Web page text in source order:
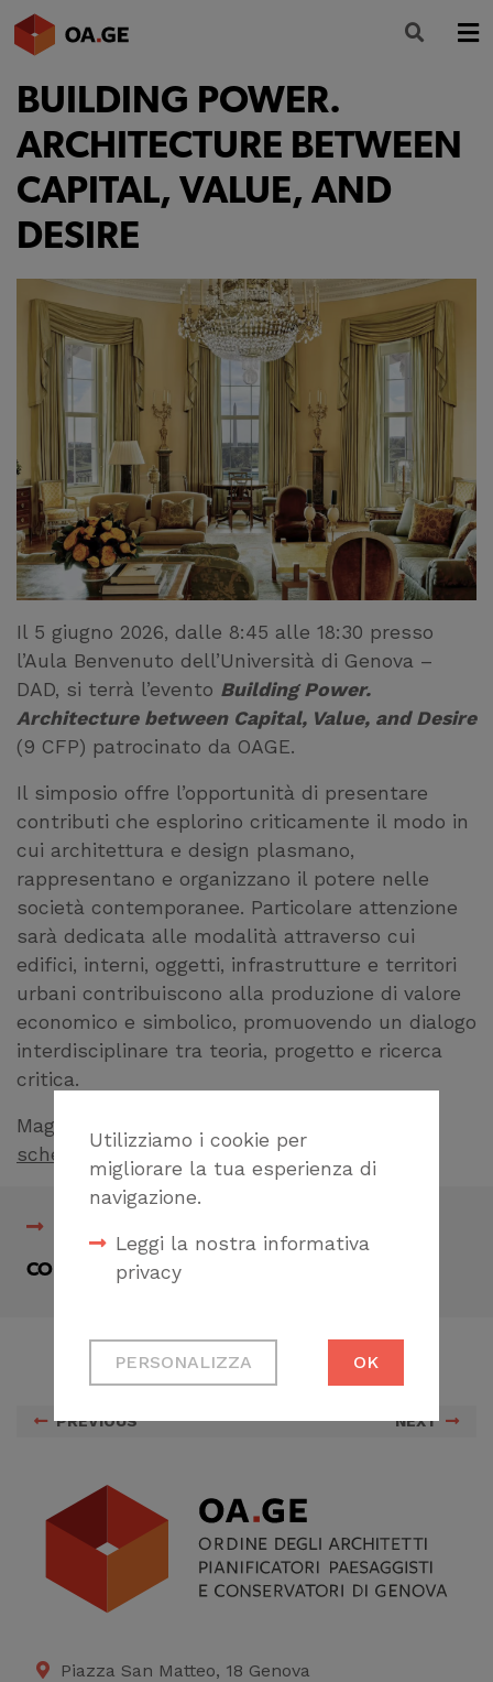
Utilizziamo i cookie per
migliorare la tua esperienza di
navigazione.
Leggi la nostra informativa
privacy
Cookie tecnici
Necessari per
Cookie di profilazione
Ci permettono di
raccogliere dati
statistici su di te per
PERSONALIZZA OK
L’ORDINE
AMMINISTRAZIONE TRASPARENTE
ALBO
SEGRETERIA
SERVIZI
FORMAZIONE
NEWS
BUILDING POWER.
ARCHITECTURE BETWEEN
CAPITAL, VALUE, AND
DESIRE
Il 5 giugno 2026, dalle 8:45 alle 18:30 presso
l’Aula Benvenuto dell’Università di Genova –
DAD, si terrà l’evento Building Power.
Architecture between Capital, Value, and Desire
(9 CFP) patrocinato da OAGE.
Il simposio offre l’opportunità di presentare
contributi che esplorino criticamente il modo in
cui architettura e design plasmano,
rappresentano e organizzano il potere nelle
società contemporanee. Particolare attenzione
sarà dedicata alle modalità attraverso cui
edifici, interni, oggetti, infrastrutture e territori
urbani contribuiscono alla produzione di valore
economico e simbolico, promuovendo un dialogo
interdisciplinare tra teoria, progetto e ricerca
critica.
Maggiori informazioni sono disponibili nella
scheda formativa .
CONDIVIDI
PREVIOUS NEXT
Piazza San Matteo, 18 Genova